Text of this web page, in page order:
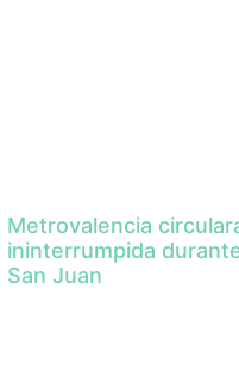
Metrovalencia
ininterrumpida
San Juan